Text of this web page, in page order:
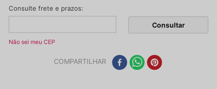
Não sei meu CEP
COMPARTILHAR